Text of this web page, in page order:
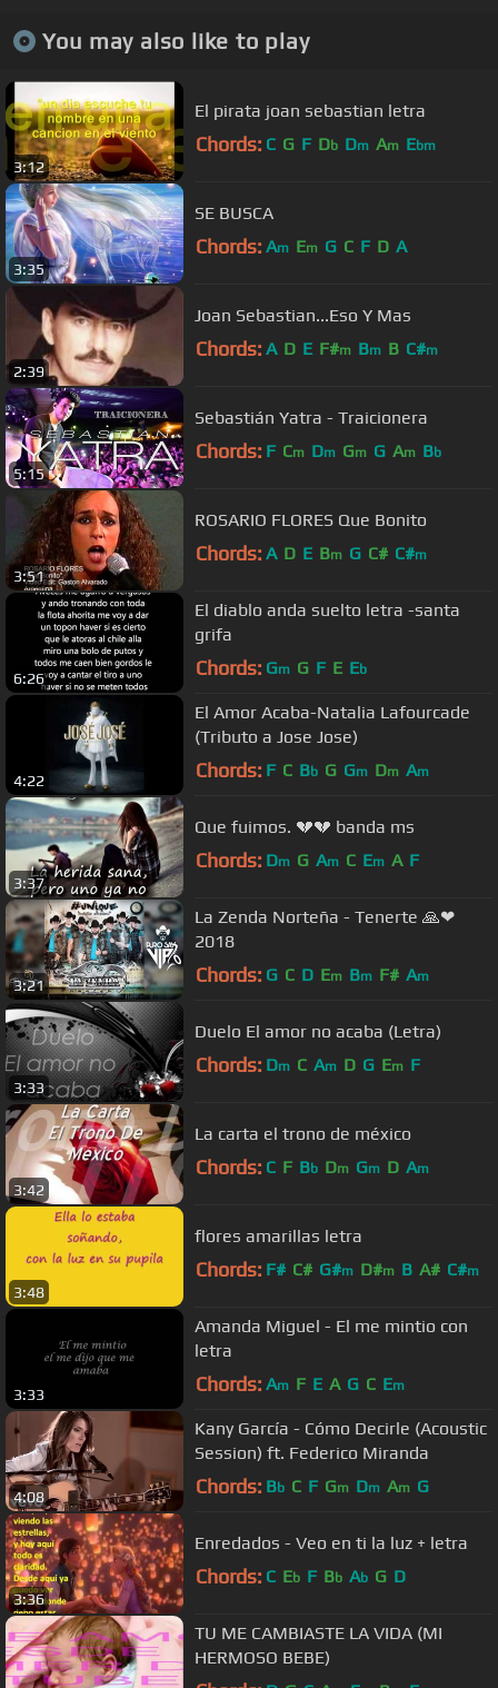
You may also like to play
3:12
El pirata joan sebastian letra
Chords: C G F Db Dm Am Ebm
3:35
SE BUSCA
Chords: Am Em G C F D A
2:39
Joan Sebastian...Eso Y Mas
Chords: A D E F#m Bm B C#m
5:15
Sebastián Yatra - Traicionera
Chords: F Cm Dm Gm G Am Bb
3:51
ROSARIO FLORES Que Bonito
Chords: A D E Bm G C# C#m
6:26
El diablo anda suelto letra -santa
grifa
Chords: Gm G F E Eb
4:22
El Amor Acaba-Natalia Lafourcade
(Tributo a Jose Jose)
Chords: F C Bb G Gm Dm Am
3:37
Que fuimos. 💔💔 banda ms
Chords: Dm G Am C Em A F
3:21
La Zenda Norteña - Tenerte 🙏❤
2018
Chords: G C D Em Bm F# Am
3:33
Duelo El amor no acaba (Letra)
Chords: Dm C Am D G Em F
3:42
La carta el trono de méxico
Chords: C F Bb Dm Gm D Am
3:48
flores amarillas letra
Chords: F# C# G#m D#m B A# C#m
3:33
Amanda Miguel - El me mintio con
letra
Chords: Am F E A G C Em
4:08
Kany García - Cómo Decirle (Acoustic
Session) ft. Federico Miranda
Chords: Bb C F Gm Dm Am G
3:36
Enredados - Veo en ti la luz + letra
Chords: C Eb F Bb Ab G D
TU ME CAMBIASTE LA VIDA (MI
HERMOSO BEBE)